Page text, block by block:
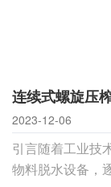
连续式螺旋压
2023-12-06
引言随着工业技
物料脱水设备，